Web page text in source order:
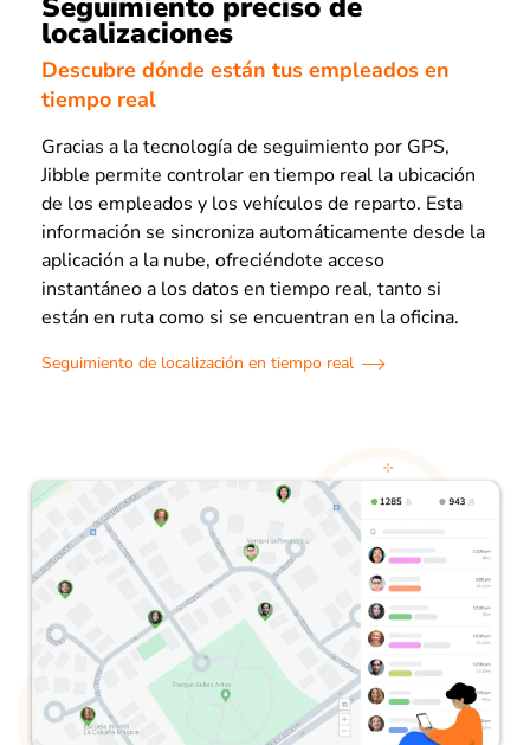
localizaciones
Descubre dónde están tus empleados en
tiempo real
Gracias a la tecnología de seguimiento por GPS,
Jibble permite controlar en tiempo real la ubicación
de los empleados y los vehículos de reparto. Esta
información se sincroniza automáticamente desde la
aplicación a la nube, ofreciéndote acceso
instantáneo a los datos en tiempo real, tanto si
están en ruta como si se encuentran en la oficina.
Seguimiento de localización en tiempo real